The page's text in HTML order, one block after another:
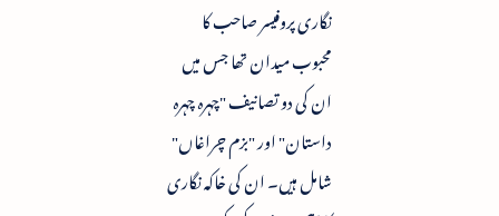
نگاری پروفیسر صاحب کا
محبوب میدان تھا جس میں
ان کی دو تصانیف "چہرہ چہرہ
داستان" اور "بزم چراغاں"
شامل ہیں۔ ان کی خاکہ نگاری